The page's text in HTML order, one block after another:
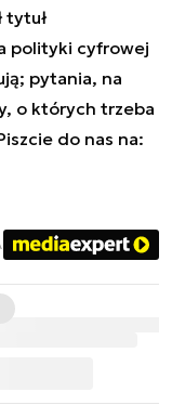
tytuł
polityki cyfrowej
pytania, na
o których trzeba
do nas na: